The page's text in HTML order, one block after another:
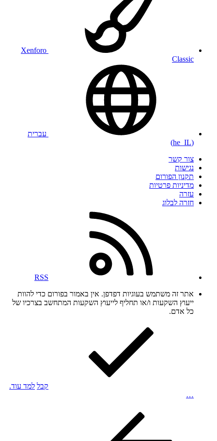
Xenforo
Classic
עברית
(he_IL)
צור קשר
נגישות
תקנון הפורום
מדיניות פרטיות
עזרה
חזרה לבלוג
RSS
אתר זה משתמש בעוגיות דפדפן. אין באמור בפורום כדי להוות
ייעוץ השקעות ו/או תחליף לייעוץ השקעות המתחשב בצרכיו של
כל אדם.
קבל למד עוד.
…